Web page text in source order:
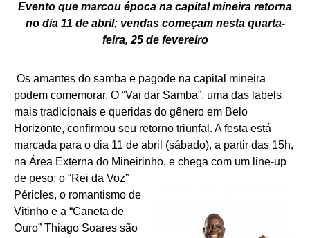
Evento que marcou época na capital mineira retorna
no dia 11 de abril; vendas começam nesta quarta-
feira, 25 de fevereiro
Os amantes do samba e pagode na capital mineira
podem comemorar. O “Vai dar Samba”, uma das labels
mais tradicionais e queridas do gênero em Belo
Horizonte, confirmou seu retorno triunfal. A festa está
marcada para o dia 11 de abril (sábado), a partir das 15h,
na Área Externa do Mineirinho, e chega com um line-up
de peso: o “Rei da Voz”
Péricles, o romantismo de
Vitinho e a “Caneta de
Ouro” Thiago Soares são